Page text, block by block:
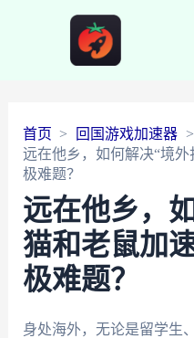
首页
回国游戏加速器
远在他乡，如何解决“境
极难题？
远在他乡，
猫和老鼠加
极难题？
身处海外，无论是留学生